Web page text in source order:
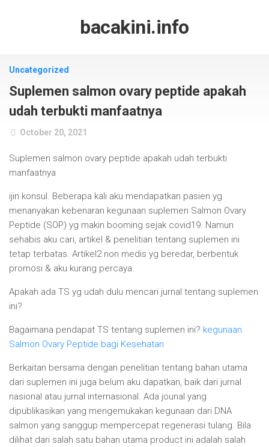
bacakini.info
Uncategorized
Suplemen salmon ovary peptide apakah
udah terbukti manfaatnya
October 20, 2021
Suplemen salmon ovary peptide apakah udah terbukti
manfaatnya
ijin konsul. Beberapa kali aku mendapatkan pasien yg
menanyakan kebenaran kegunaan suplemen Salmon Ovary
Peptide (SOP) yg makin booming sejak covid19. Namun
sehabis aku cari, artikel & penelitian tentang suplemen ini
tetap terbatas. Artikel2 non medis yg beredar, berbentuk
promosi & aku kurang percaya.
Apakah ada TS yg udah dulu mencari jurnal tentang suplemen
ini?
Bagaimana pendapat TS tentang suplemen ini? kegunaan
Salmon Ovary Peptide bagi Kesehatan
Berkaitan bersama dengan penelitian tentang bahan utama
dari suplemen ini juga belum aku dapatkan, baik dari jurnal
nasional atau jurnal internasional. Ada jounal yang
dipublikasikan yang mengemukakan kegunaan dari DNA
salmon yang sanggup mempercepat regenerasi tulang. Bila
dilihat dari salah satu bahan utama product ini adalah salah